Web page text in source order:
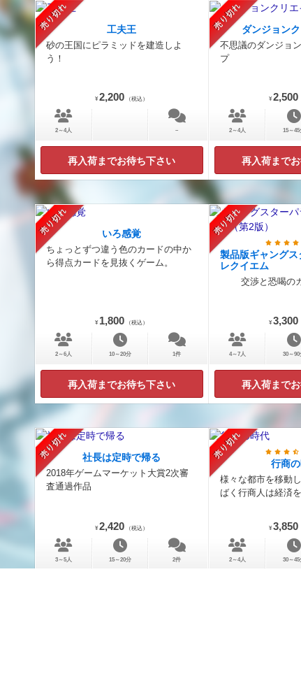
売り切れ
工夫王
砂の王国にピラミッドを建造しよ
う！
¥ 2,200 （税込）
2～4人 －
再入荷までお待ち下さい
売り切れダンジョン
不思議のダンジョ
プ
¥ 2,500
2～4人 15～45
再入荷まで
売り切れ
いろ感覚
ちょっとずつ違う色のカードの中か
ら得点カードを見抜くゲーム。
¥ 1,800 （税込）
2～6人 10～20分 1件
再入荷までお待ち下さい
売り切れ
製品版ギャングス
レクイエム
交渉と恐喝の
¥ 3,300
4～7人 30～90
再入荷まで
売り切れ
社長は定時で帰る
2018年ゲームマーケット大賞2次審
査通過作品
¥ 2,420 （税込）
3～5人 15～20分 2件
売り切れ
行商
様々な都市を移動
ばく行商人は経済
¥ 3,850
2～4人 30～45